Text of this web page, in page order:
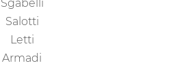
Sgabelli
Salotti
Letti
Armadi